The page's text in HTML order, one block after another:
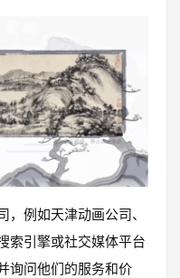
例如天津动画公司、
索引擎或社交媒体平台
询问他们的服务和价